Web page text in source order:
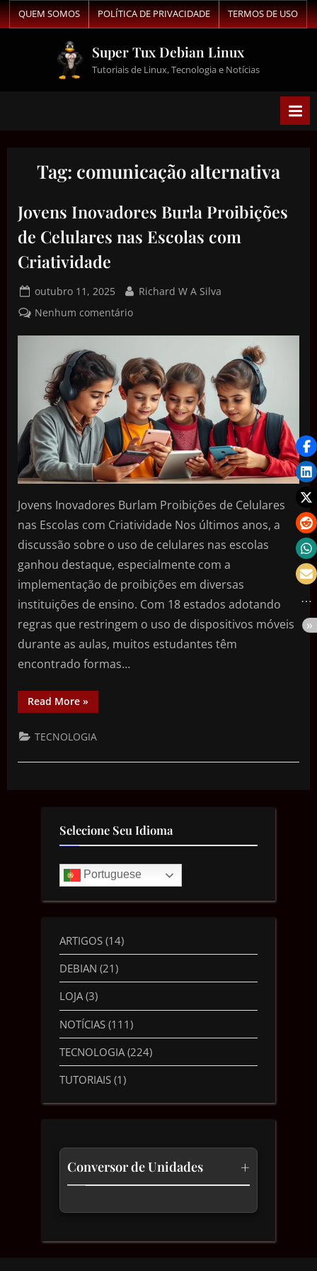
QUEM SOMOS POLÍTICA DE PRIVACIDADE TERMOS DE USO
Super Tux Debian Linux
Tutoriais de Linux, Tecnologia e Notícias
Tag: comunicação alternativa
Jovens Inovadores Burla Proibições
de Celulares nas Escolas com
Criatividade
outubro 11, 2025
Richard W A Silva
Nenhum comentário
Jovens Inovadores Burlam Proibições de Celulares
nas Escolas com Criatividade Nos últimos anos, a
discussão sobre o uso de celulares nas escolas
ganhou destaque, especialmente com a
implementação de proibições em diversas
instituições de ensino. Com 18 estados adotando
regras que restringem o uso de dispositivos móveis
durante as aulas, muitos estudantes têm
encontrado formas…
Read More »
TECNOLOGIA
Selecione Seu Idioma
Portuguese
ARTIGOS (14)
DEBIAN (21)
LOJA(3)
NOTÍCIAS (111)
TECNOLOGIA (224)
TUTORIAIS (1)
Conversor de Unidades +
Comprimento